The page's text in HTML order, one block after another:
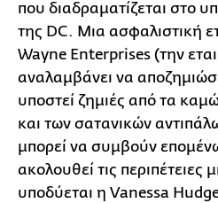
που διαδραματίζεται στο
της DC. Μια ασφαλιστική
Wayne Enterprises (την
αναλαμβάνει να
υποστεί ζημιές από τα
και των σατανικών
μπορεί να συμβούν
ακολουθεί τις περιπέτειες
υποδύεται η Vanessa